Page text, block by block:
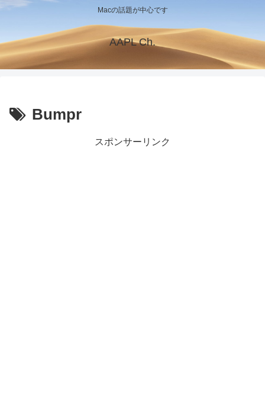
Macの話題が中心です
AAPL Ch.
Bumpr
スポンサーリンク